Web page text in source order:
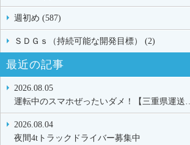
週初め (587)
ＳＤＧｓ（持続可能な開発目標） (2)
最近の記事
2026.08.05
運転中のスマホぜったいダメ！【三重県運送…
2026.08.04
夜間4tトラックドライバー募集中